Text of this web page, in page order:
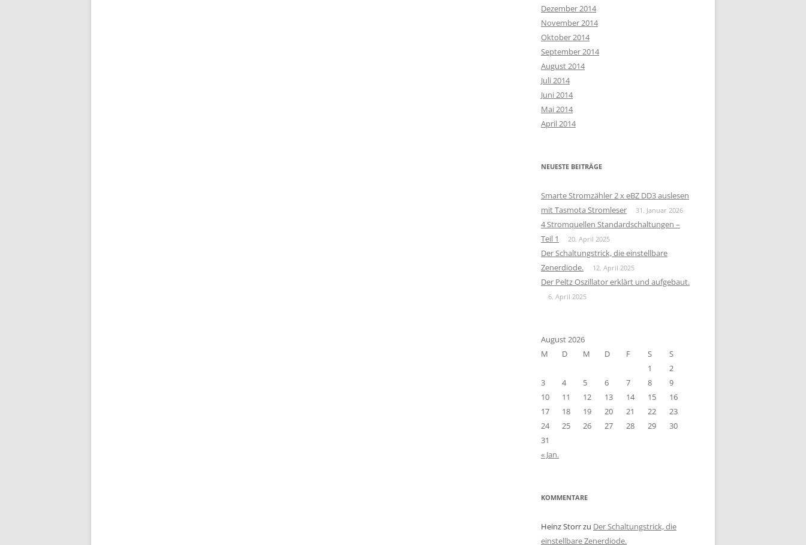
Dezember 2014
November 2014
Oktober 2014
September 2014
August 2014
Juli 2014
Juni 2014
Mai 2014
April 2014
NEUESTE BEITRÄGE
Smarte Stromzähler 2 x eBZ DD3 auslesen
mit Tasmota Stromleser
31. Januar 2026
4 Stromquellen Standardschaltungen –
Teil 1
20. April 2025
Der Schaltungstrick, die einstellbare
Zenerdiode.
12. April 2025
Der Peltz Oszillator erklärt und aufgebaut.
6. April 2025
August 2026
M
D M D F S
S
1
2
3
4 5 6 7 8
9
10
11 12 13 14 15
16
17
18 19 20 21 22
23
24
25 26 27 28 29
30
31
« Jan.
KOMMENTARE
Heinz Storrzu Der Schaltungstrick, die
einstellbare Zenerdiode.